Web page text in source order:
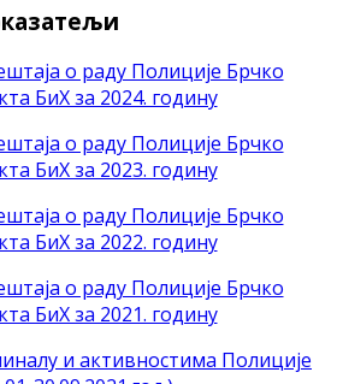
о раду Полиције Брчко
БиХ за 2024. годину
о раду Полиције Брчко
БиХ за 2023. годину
о раду Полиције Брчко
БиХ за 2022. годину
о раду Полиције Брчко
БиХ за 2021. годину
и активностима Полиције